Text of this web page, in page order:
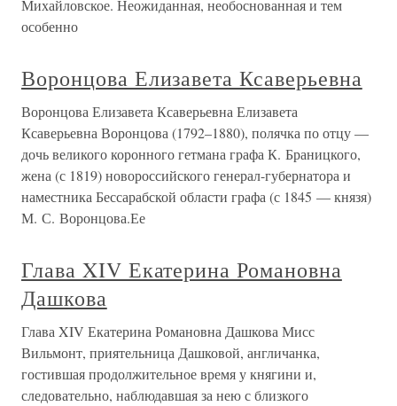
Михайловское. Неожиданная, необоснованная и тем
особенно
Воронцова Елизавета Ксаверьевна
Воронцова Елизавета Ксаверьевна Елизавета
Ксаверьевна Воронцова (1792–1880), полячка по отцу —
дочь великого коронного гетмана графа К. Браницкого,
жена (с 1819) новороссийского генерал-губернатора и
наместника Бессарабской области графа (с 1845 — князя)
М. С. Воронцова.Ее
Глава XIV Екатерина Романовна
Дашкова
Глава XIV Екатерина Романовна Дашкова Мисс
Вильмонт, приятельница Дашковой, англичанка,
гостившая продолжительное время у княгини и,
следовательно, наблюдавшая за нею с близкого